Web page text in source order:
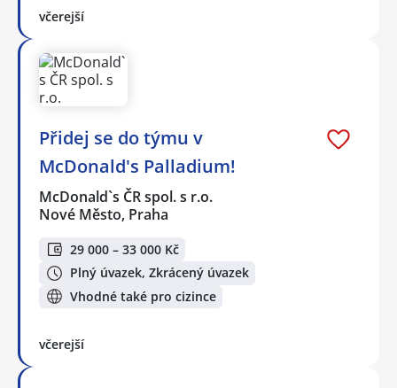
včerejší
Přidej se do týmu v
McDonald's Palladium!
McDonald`s ČR spol. s r.o.
Nové Město, Praha
29 000 – 33 000 Kč
Plný úvazek, Zkrácený úvazek
Vhodné také pro cizince
včerejší